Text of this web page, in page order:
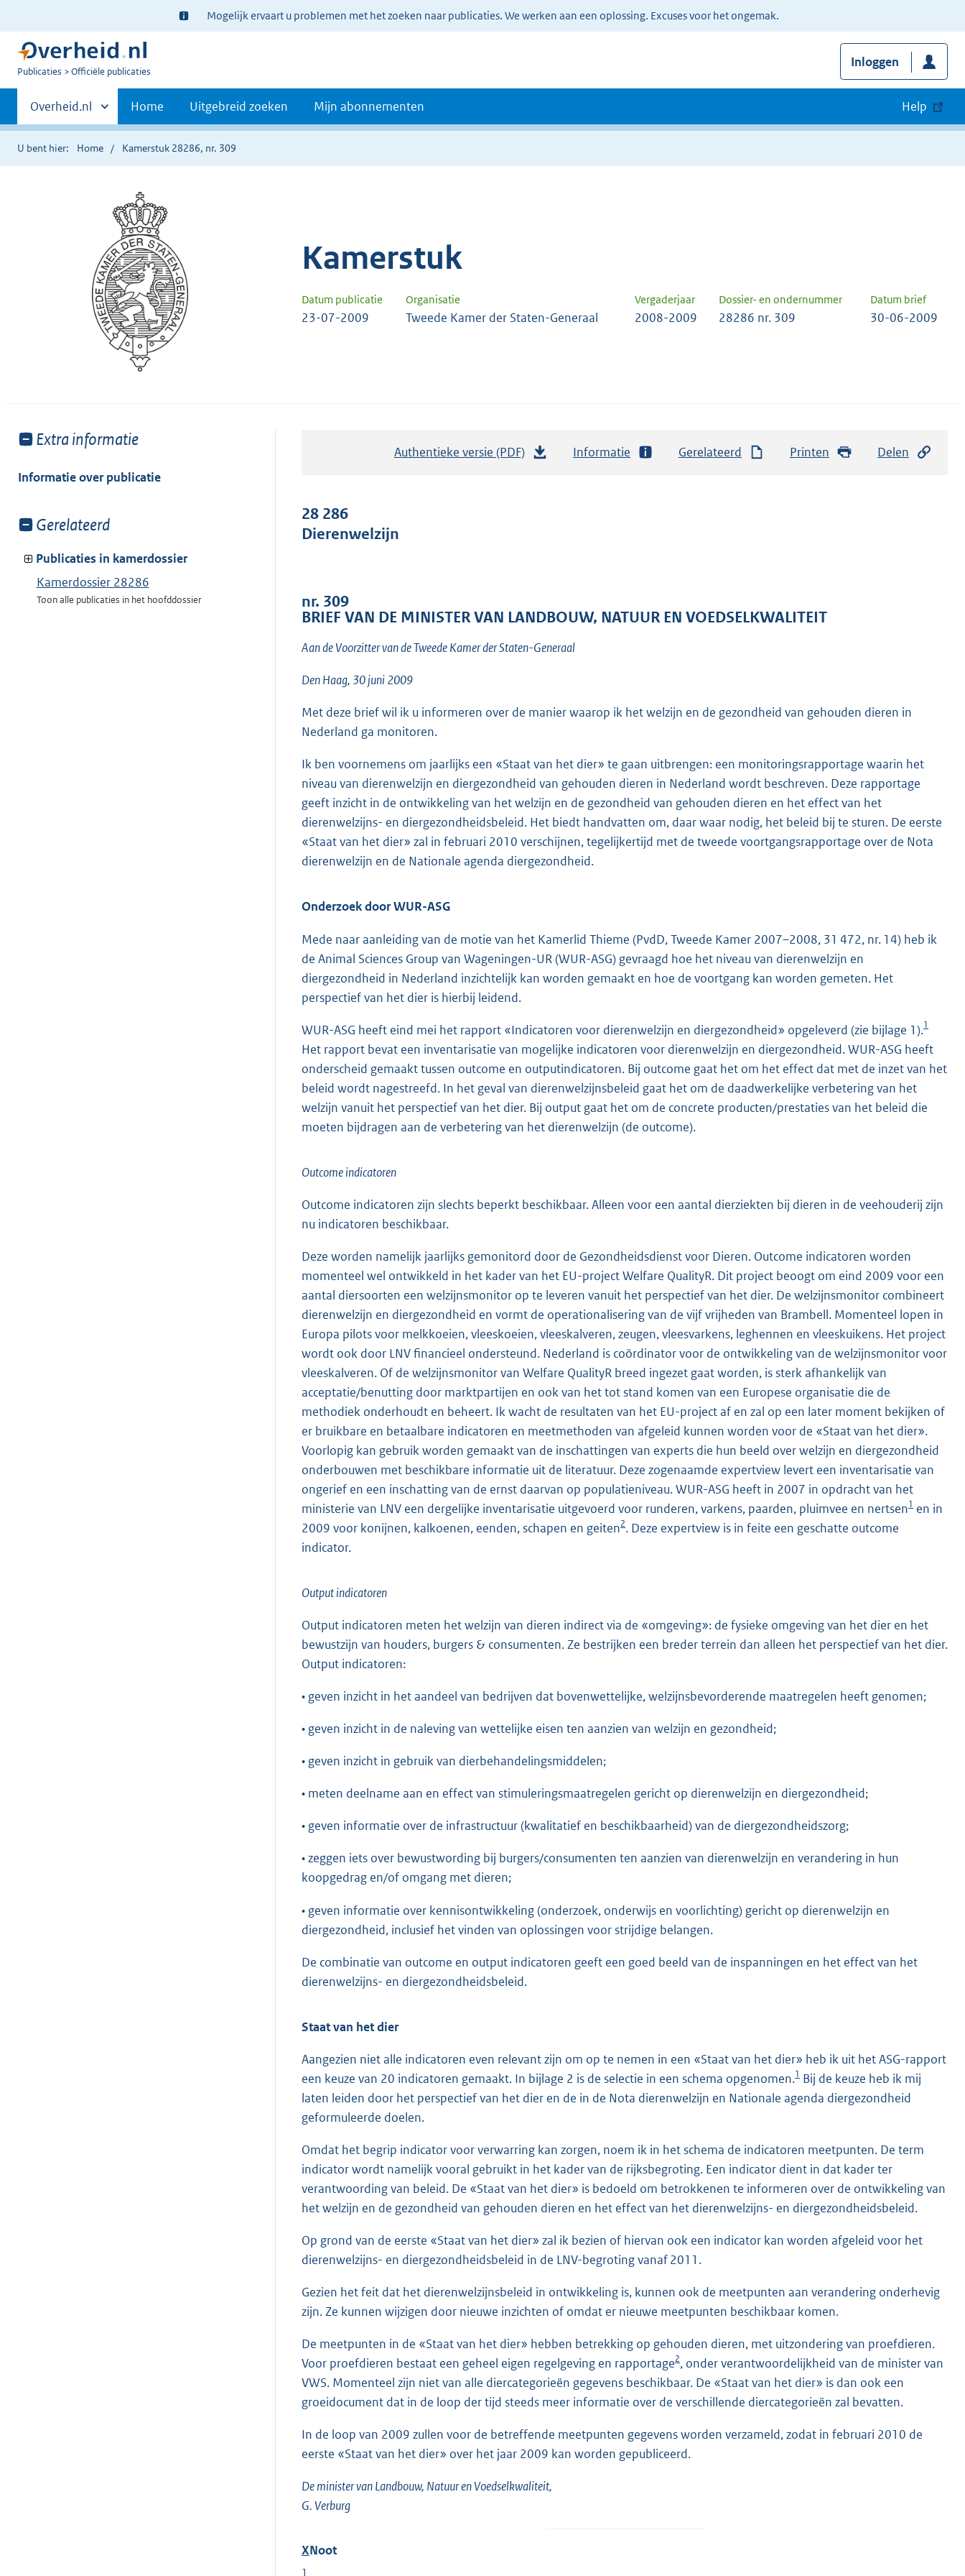
Ter
informatie:
Mogelijk ervaart u problemen met het zoeken naar publicaties. We werken aan een oplossing. Excuses voor het ongemak.
U
Publicaties Officiële publicaties
Inloggen
Primaire
navigatie
Andere
sites
binnen
Overheid.nl Home Uitgebreid zoeken Mijn abonnementen Help
U bent hier: Home Kamerstuk 28286, nr. 309
Kamerstuk
Datum publicatie Organisatie Vergaderjaar Dossier- en ondernummer Datum brief
23-07-2009 Tweede Kamer der Staten-Generaal 2008-2009 28286 nr. 309 30-06-2009
Toon
van:
Extra informatie
Informatie over publicatie
Toon
van:
Gerelateerd
Publicaties in kamerdossier
Kamerdossier 28286
Toon alle publicaties in het hoofddossier
Authentieke versie (PDF)
r
o
1
8
K
b
Informatie Gerelateerd Printen Delen
28 286
Dierenwelzijn
nr. 309
BRIEF VAN DE MINISTER VAN LANDBOUW, NATUUR EN VOEDSELKWALITEIT
Aan de Voorzitter van de Tweede Kamer der Staten-Generaal
Den Haag, 30 juni 2009
Met deze brief wil ik u informeren over de manier waarop ik het welzijn en de gezondheid van gehouden dieren in
Nederland ga monitoren.
Ik ben voornemens om jaarlijks een «Staat van het dier» te gaan uitbrengen: een monitoringsrapportage waarin het
niveau van dierenwelzijn en diergezondheid van gehouden dieren in Nederland wordt beschreven. Deze rapportage
geeft inzicht in de ontwikkeling van het welzijn en de gezondheid van gehouden dieren en het effect van het
dierenwelzijns- en diergezondheidsbeleid. Het biedt handvatten om, daar waar nodig, het beleid bij te sturen. De eerste
«Staat van het dier» zal in februari 2010 verschijnen, tegelijkertijd met de tweede voortgangsrapportage over de Nota
dierenwelzijn en de Nationale agenda diergezondheid.
Onderzoek door WUR-ASG
Mede naar aanleiding van de motie van het Kamerlid Thieme (PvdD, Tweede Kamer 2007–2008, 31 472, nr. 14) heb ik
de Animal Sciences Group van Wageningen-UR (WUR-ASG) gevraagd hoe het niveau van dierenwelzijn en
diergezondheid in Nederland inzichtelijk kan worden gemaakt en hoe de voortgang kan worden gemeten. Het
perspectief van het dier is hierbij leidend.
WUR-ASG heeft eind mei het rapport «Indicatoren voor dierenwelzijn en diergezondheid» opgeleverd (zie bijlage 1).1
Het rapport bevat een inventarisatie van mogelijke indicatoren voor dierenwelzijn en diergezondheid. WUR-ASG heeft
onderscheid gemaakt tussen outcome en outputindicatoren. Bij outcome gaat het om het effect dat met de inzet van het
beleid wordt nagestreefd. In het geval van dierenwelzijnsbeleid gaat het om de daadwerkelijke verbetering van het
welzijn vanuit het perspectief van het dier. Bij output gaat het om de concrete producten/prestaties van het beleid die
moeten bijdragen aan de verbetering van het dierenwelzijn (de outcome).
Outcome indicatoren
Outcome indicatoren zijn slechts beperkt beschikbaar. Alleen voor een aantal dierziekten bij dieren in de veehouderij zijn
nu indicatoren beschikbaar.
Deze worden namelijk jaarlijks gemonitord door de Gezondheidsdienst voor Dieren. Outcome indicatoren worden
momenteel wel ontwikkeld in het kader van het EU-project Welfare QualityR. Dit project beoogt om eind 2009 voor een
aantal diersoorten een welzijnsmonitor op te leveren vanuit het perspectief van het dier. De welzijnsmonitor combineert
dierenwelzijn en diergezondheid en vormt de operationalisering van de vijf vrijheden van Brambell. Momenteel lopen in
Europa pilots voor melkkoeien, vleeskoeien, vleeskalveren, zeugen, vleesvarkens, leghennen en vleeskuikens. Het project
wordt ook door LNV financieel ondersteund. Nederland is coördinator voor de ontwikkeling van de welzijnsmonitor voor
vleeskalveren. Of de welzijnsmonitor van Welfare QualityR breed ingezet gaat worden, is sterk afhankelijk van
acceptatie/benutting door marktpartijen en ook van het tot stand komen van een Europese organisatie die de
methodiek onderhoudt en beheert. Ik wacht de resultaten van het EU-project af en zal op een later moment bekijken of
er bruikbare en betaalbare indicatoren en meetmethoden van afgeleid kunnen worden voor de «Staat van het dier».
Voorlopig kan gebruik worden gemaakt van de inschattingen van experts die hun beeld over welzijn en diergezondheid
onderbouwen met beschikbare informatie uit de literatuur. Deze zogenaamde expertview levert een inventarisatie van
ongerief en een inschatting van de ernst daarvan op populatieniveau. WUR-ASG heeft in 2007 in opdracht van het
ministerie van LNV een dergelijke inventarisatie uitgevoerd voor runderen, varkens, paarden, pluimvee en nertsen1 en in
2009 voor konijnen, kalkoenen, eenden, schapen en geiten2. Deze expertview is in feite een geschatte outcome
indicator.
Output indicatoren
Output indicatoren meten het welzijn van dieren indirect via de «omgeving»: de fysieke omgeving van het dier en het
bewustzijn van houders, burgers & consumenten. Ze bestrijken een breder terrein dan alleen het perspectief van het dier.
Output indicatoren:
• geven inzicht in het aandeel van bedrijven dat bovenwettelijke, welzijnsbevorderende maatregelen heeft genomen;
• geven inzicht in de naleving van wettelijke eisen ten aanzien van welzijn en gezondheid;
• geven inzicht in gebruik van dierbehandelingsmiddelen;
• meten deelname aan en effect van stimuleringsmaatregelen gericht op dierenwelzijn en diergezondheid;
• geven informatie over de infrastructuur (kwalitatief en beschikbaarheid) van de diergezondheidszorg;
• zeggen iets over bewustwording bij burgers/consumenten ten aanzien van dierenwelzijn en verandering in hun
koopgedrag en/of omgang met dieren;
• geven informatie over kennisontwikkeling (onderzoek, onderwijs en voorlichting) gericht op dierenwelzijn en
diergezondheid, inclusief het vinden van oplossingen voor strijdige belangen.
De combinatie van outcome en output indicatoren geeft een goed beeld van de inspanningen en het effect van het
dierenwelzijns- en diergezondheidsbeleid.
Staat van het dier
Aangezien niet alle indicatoren even relevant zijn om op te nemen in een «Staat van het dier» heb ik uit het ASG-rapport
een keuze van 20 indicatoren gemaakt. In bijlage 2 is de selectie in een schema opgenomen.1 Bij de keuze heb ik mij
laten leiden door het perspectief van het dier en de in de Nota dierenwelzijn en Nationale agenda diergezondheid
geformuleerde doelen.
Omdat het begrip indicator voor verwarring kan zorgen, noem ik in het schema de indicatoren meetpunten. De term
indicator wordt namelijk vooral gebruikt in het kader van de rijksbegroting. Een indicator dient in dat kader ter
verantwoording van beleid. De «Staat van het dier» is bedoeld om betrokkenen te informeren over de ontwikkeling van
het welzijn en de gezondheid van gehouden dieren en het effect van het dierenwelzijns- en diergezondheidsbeleid.
Op grond van de eerste «Staat van het dier» zal ik bezien of hiervan ook een indicator kan worden afgeleid voor het
dierenwelzijns- en diergezondheidsbeleid in de LNV-begroting vanaf 2011.
Gezien het feit dat het dierenwelzijnsbeleid in ontwikkeling is, kunnen ook de meetpunten aan verandering onderhevig
zijn. Ze kunnen wijzigen door nieuwe inzichten of omdat er nieuwe meetpunten beschikbaar komen.
De meetpunten in de «Staat van het dier» hebben betrekking op gehouden dieren, met uitzondering van proefdieren.
Voor proefdieren bestaat een geheel eigen regelgeving en rapportage2, onder verantwoordelijkheid van de minister van
VWS. Momenteel zijn niet van alle diercategorieën gegevens beschikbaar. De «Staat van het dier» is dan ook een
groeidocument dat in de loop der tijd steeds meer informatie over de verschillende diercategorieën zal bevatten.
In de loop van 2009 zullen voor de betreffende meetpunten gegevens worden verzameld, zodat in februari 2010 de
eerste «Staat van het dier» over het jaar 2009 kan worden gepubliceerd.
De minister van Landbouw, Natuur en Voedselkwaliteit,
G. Verburg
XNoot
1